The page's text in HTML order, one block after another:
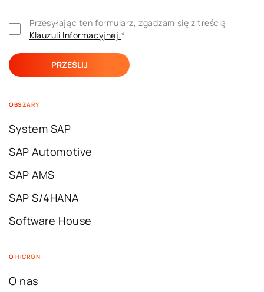
Klauzuli ​​Informacyjnej.*
OBSZARY
System SAP
SAP Automotive
SAP AMS
SAP S/4HANA
Software House
O HICRON
O nas